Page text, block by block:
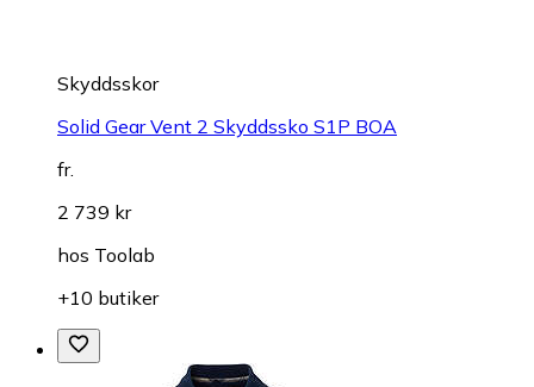
Skyddsskor
Solid Gear Vent 2 Skyddssko S1P BOA
fr.
2 739 kr
hos Toolab
+10 butiker